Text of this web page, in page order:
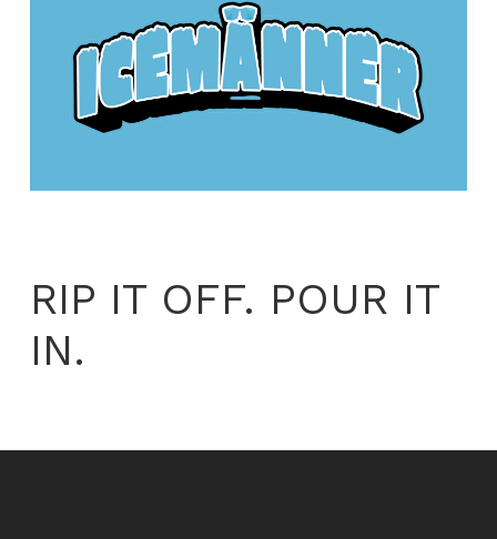
RIP IT OFF. POUR IT
IN.